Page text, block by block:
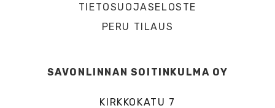
TIETOSUOJASELOSTE
PERU TILAUS
SAVONLINNAN SOITINKULMA OY
KIRKKOKATU 7